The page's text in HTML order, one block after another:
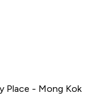
Place - Mong Kok